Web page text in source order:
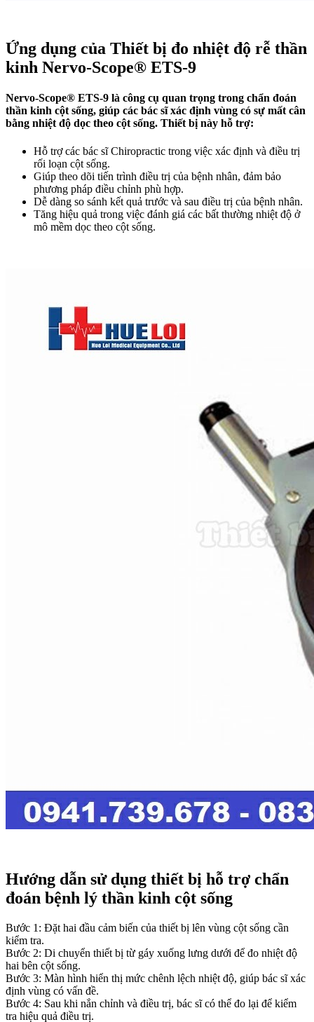
Ứng dụng của Thiết bị đo nhiệt độ rễ thần
kinh Nervo-Scope® ETS-9
Nervo-Scope® ETS-9 là công cụ quan trọng trong chẩn đoán
thần kinh cột sống, giúp các bác sĩ xác định vùng có sự mất cân
bằng nhiệt độ dọc theo cột sống. Thiết bị này hỗ trợ:
Hỗ trợ các bác sĩ Chiropractic trong việc xác định và điều trị
rối loạn cột sống.
Giúp theo dõi tiến trình điều trị của bệnh nhân, đảm bảo
phương pháp điều chỉnh phù hợp.
Dễ dàng so sánh kết quả trước và sau điều trị của bệnh nhân.
Tăng hiệu quả trong việc đánh giá các bất thường nhiệt độ ở
mô mềm dọc theo cột sống.
Hướng dẫn sử dụng thiết bị hỗ trợ chẩn
đoán bệnh lý thần kinh cột sống
Bước 1: Đặt hai đầu cảm biến của thiết bị lên vùng cột sống cần
kiểm tra.
Bước 2: Di chuyển thiết bị từ gáy xuống lưng dưới để đo nhiệt độ
hai bên cột sống.
Bước 3: Màn hình hiển thị mức chênh lệch nhiệt độ, giúp bác sĩ xác
định vùng có vấn đề.
Bước 4: Sau khi nắn chỉnh và điều trị, bác sĩ có thể đo lại để kiểm
tra hiệu quả điều trị.